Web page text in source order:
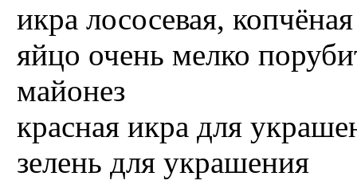
икра лососевая,
яйцо очень мелко
майонез
красная икра для
зелень для украшения